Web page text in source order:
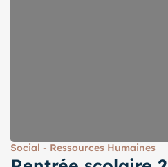
Social - Ressources Humaines